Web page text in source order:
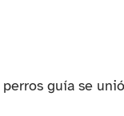
guía se